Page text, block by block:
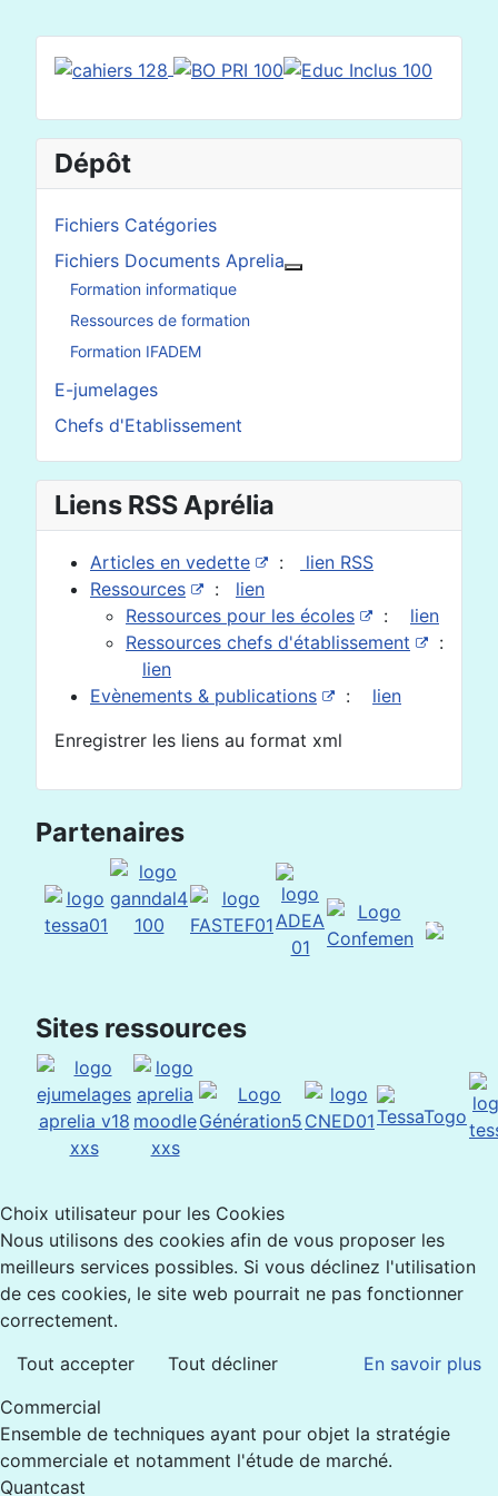
Dépôt
Fichiers Catégories
Fichiers Documents Aprelia
Formation informatique
Ressources de formation
Formation IFADEM
E-jumelages
Chefs d'Etablissement
Liens RSS Aprélia
Articles en vedette :
lien RSS
Ressources
: lien
Ressources pour les écoles
: lien
Ressources chefs d'établissement
:
lien
Evènements & publications
: lien
Enregistrer les liens au format xml
Partenaires
Sites ressources
Choix utilisateur pour les Cookies
Nous utilisons des cookies afin de vous proposer les
meilleurs services possibles. Si vous déclinez l'utilisation
de ces cookies, le site web pourrait ne pas fonctionner
correctement.
Tout accepter
Tout décliner
En savoir plus
Commercial
Ensemble de techniques ayant pour objet la stratégie
commerciale et notamment l'étude de marché.
Quantcast